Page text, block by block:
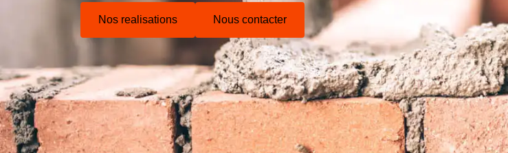
Nos realisations Nous contacter